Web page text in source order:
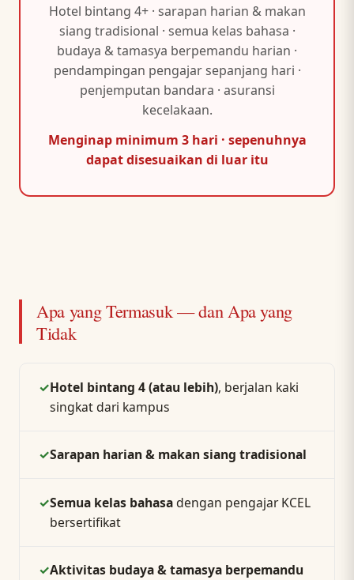
Hotel bintang 4+ · sarapan harian & makan
siang tradisional · semua kelas bahasa ·
budaya & tamasya berpemandu harian ·
pendampingan pengajar sepanjang hari ·
penjemputan bandara · asuransi
kecelakaan.
Menginap minimum 3 hari · sepenuhnya
dapat disesuaikan di luar itu
Apa yang Termasuk — dan Apa yang
Tidak
✓Hotel bintang 4 (atau lebih), berjalan kaki
singkat dari kampus
✓Sarapan harian & makan siang tradisional
✓Semua kelas bahasadengan pengajar KCEL
bersertifikat
✓Aktivitas budaya & tamasya berpemandu